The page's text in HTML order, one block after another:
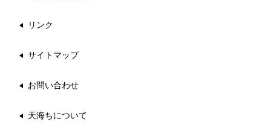
リンク
サイトマップ
お問い合わせ
天海ちについて